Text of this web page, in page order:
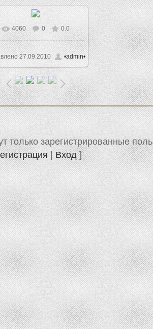
В реальном размере
1024x768/ 120.8Kb
4060 0 0.0
27.09.2010 •admin•
только зарегистрированные
|Вход]